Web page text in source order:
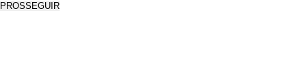
PROSSEGUIR